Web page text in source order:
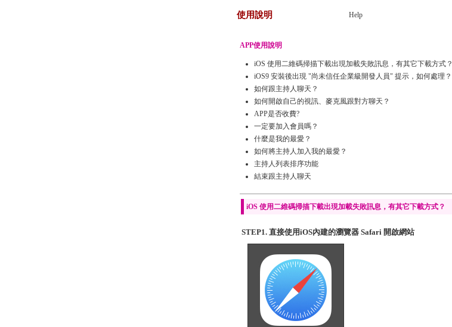
使用說明 Help
APP使用說明
iOS 使用二維碼掃描下載出現加載失敗訊息，有其它下載方式？
iOS9 安裝後出現 "尚未信任企業級開發人員" 提示，如何處理？
如何跟主持人聊天？
如何開啟自己的視訊、麥克風跟對方聊天？
APP是否收費?
一定要加入會員嗎？
什麼是我的最愛？
如何將主持人加入我的最愛？
主持人列表排序功能
結束跟主持人聊天
iOS 使用二維碼掃描下載出現加載失敗訊息，有其它下載方式？
STEP1. 直接使用iOS內建的瀏覽器 Safari 開啟網站